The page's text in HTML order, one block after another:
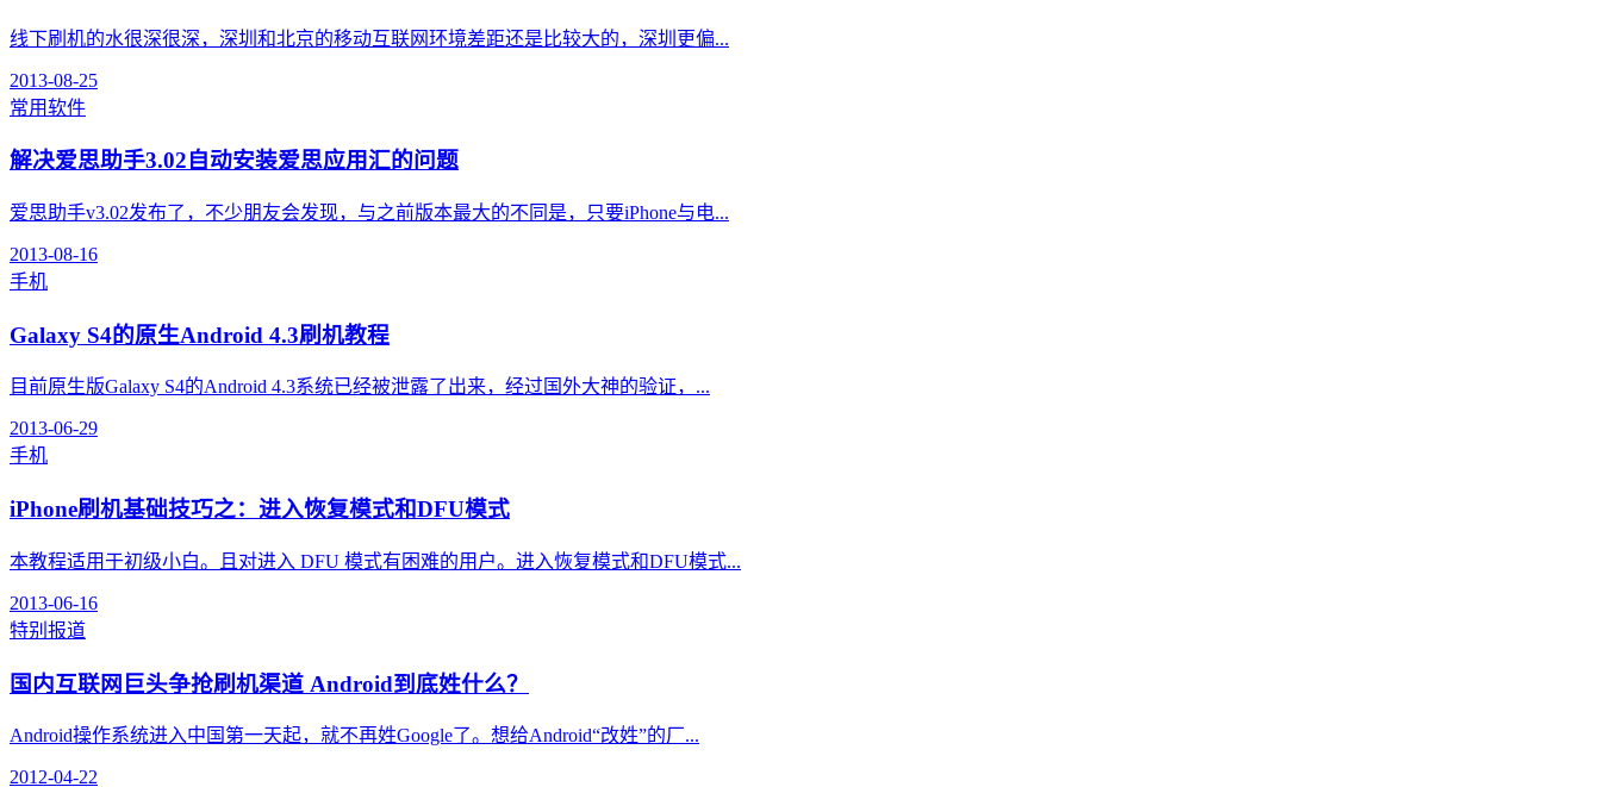
线下刷机的水很深很深，深圳和北京的移动互联网环境差距还是比较大的，深圳更偏...
2013-08-25
常用软件
解决爱思助手3.02自动安装爱思应用汇的问题
爱思助手v3.02发布了，不少朋友会发现，与之前版本最大的不同是，只要iPhone与电...
2013-08-16
手机
Galaxy S4的原生Android 4.3刷机教程
目前原生版Galaxy S4的Android 4.3系统已经被泄露了出来，经过国外大神的验证，...
2013-06-29
手机
iPhone刷机基础技巧之：进入恢复模式和DFU模式
本教程适用于初级小白。且对进入 DFU 模式有困难的用户。进入恢复模式和DFU模式...
2013-06-16
特别报道
国内互联网巨头争抢刷机渠道 Android到底姓什么？
Android操作系统进入中国第一天起，就不再姓Google了。想给Android“改姓”的厂...
2012-04-22